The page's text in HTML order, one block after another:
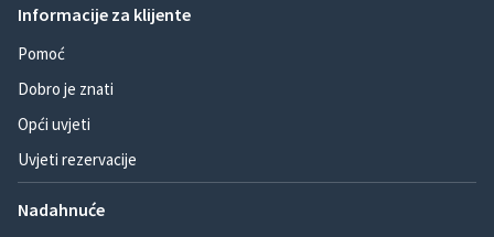
Informacije za klijente
Pomoć
Dobro je znati
Opći uvjeti
Uvjeti rezervacije
Nadahnuće